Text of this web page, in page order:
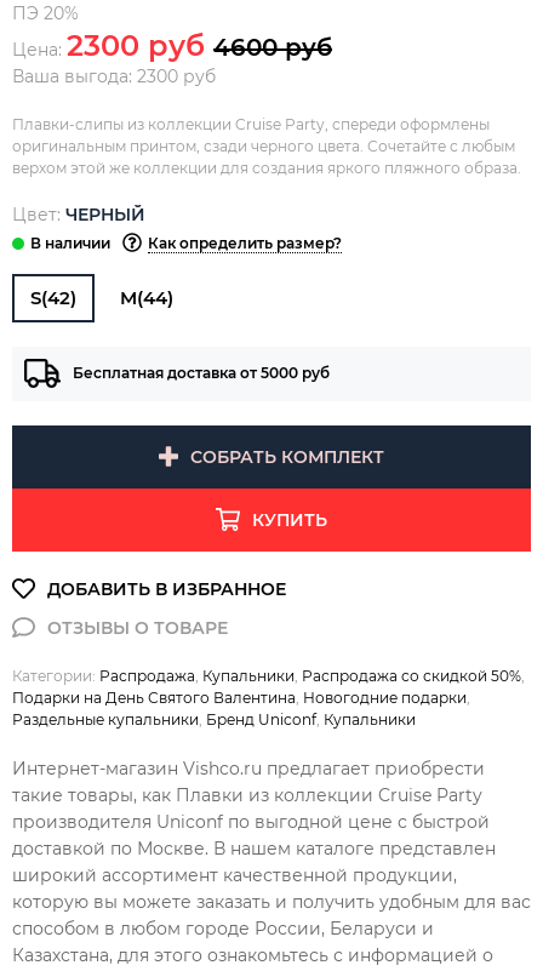
ПЭ 20%
Цена: 2300 руб 4600 руб
Ваша выгода: 2300 руб
Плавки-слипы из коллекции Cruise Party, спереди оформлены
оригинальным принтом, сзади черного цвета. Сочетайте с любым
верхом этой же коллекции для создания яркого пляжного образа.
Цвет: ЧЕРНЫЙ
Как определить размер?
S(42) M(44)
Бесплатная доставка от 5000 руб
СОБРАТЬ КОМПЛЕКТ
КУПИТЬ
Категории: Распродажа Купальники Распродажа со скидкой 50%
Подарки на День Святого Валентина Новогодние подарки
Раздельные купальники Бренд Uniconf, Купальники
Интернет-магазин Vishco.ru предлагает приобрести
такие товары, как Плавки из коллекции Cruise Party
производителя Uniconf по выгодной цене с быстрой
доставкой по Москве. В нашем каталоге представлен
широкий ассортимент качественной продукции,
которую вы можете заказать и получить удобным для вас
способом в любом городе России, Беларуси и
Казахстана, для этого ознакомьтесь с информацией о